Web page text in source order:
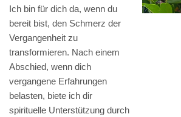
Ich bin für dich da, wenn du
bereit bist, den Schmerz der
Vergangenheit zu
transformieren. Nach einem
Abschied, wenn dich
vergangene Erfahrungen
belasten, biete ich dir
spirituelle Unterstützung durch